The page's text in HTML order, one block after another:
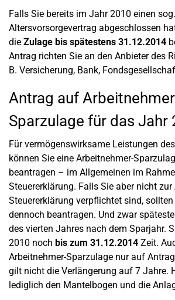
Falls Sie bereits im Jahr 2010 einen sog.
Altersvorsorgevertrag abgeschlossen
die Zulage bis spätestens 31.12.2014
Antrag richten Sie an den Anbieter des
B. Versicherung, Bank,
Antrag auf
Sparzulage für das Jahr
Für vermögenswirksame Leistungen
können Sie eine Arbeitnehmer-
beantragen – im Allgemeinen im
Steuererklärung. Falls Sie aber nicht zur
Steuererklärung verpflichtet sind,
dennoch beantragen. Und zwar
des vierten Jahres nach dem Sparjahr.
2010 noch bis zum 31.12.2014 Zeit.
Arbeitnehmer-Sparzulage nur auf
gilt nicht die Verlängerung auf 7 Jahre.
lediglich den Mantelbogen und die